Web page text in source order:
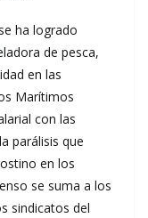
ha logrado
de pesca,
en las
Marítimos
con las
parálisis que
en los
se suma a los
sindicatos del